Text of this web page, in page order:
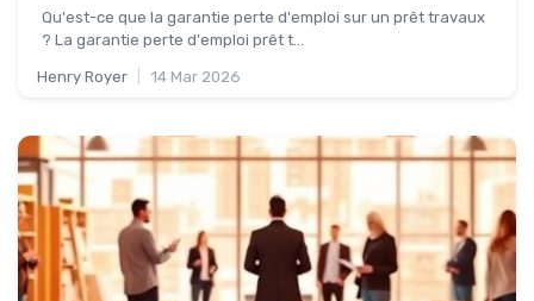
Qu'est-ce que la garantie perte d'emploi sur un prêt travaux
? La garantie perte d'emploi prêt t...
Henry Royer 14 Mar 2026